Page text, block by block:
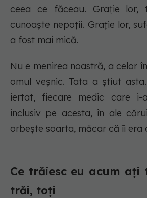
ceea ce făceau. Grație
cunoaște nepoții. Grație lor,
a fost mai mică.
Nu e menirea noastră, a celor
omul veșnic. Tata a știut
iertat, fiecare medic care
inclusiv pe acesta, în ale
orbește soarta, măcar că îi era
Ce trăiesc eu acum
trăi, toți